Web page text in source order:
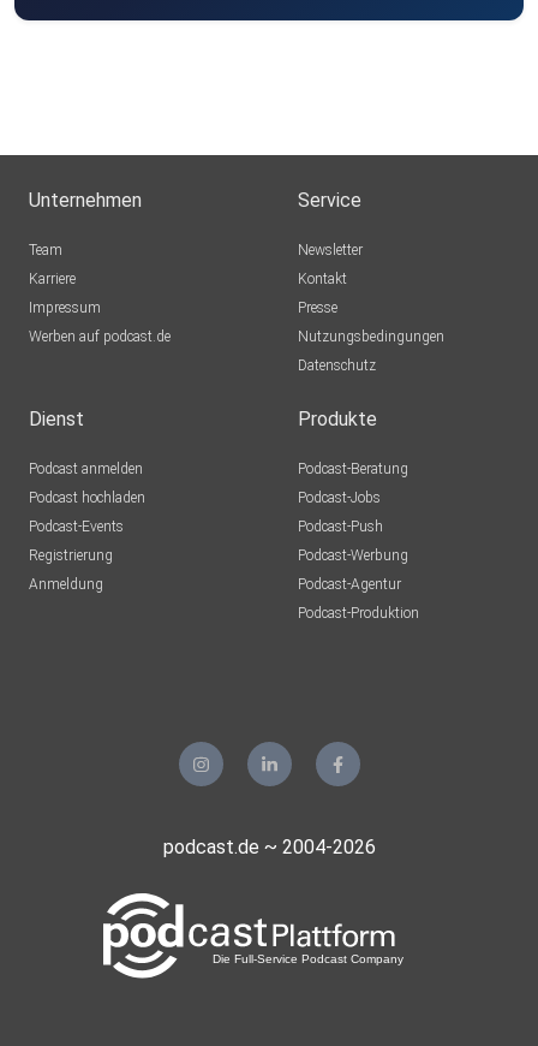
Unternehmen
Team
Karriere
Impressum
Werben auf podcast.de
Service
Newsletter
Kontakt
Presse
Nutzungsbedingungen
Datenschutz
Dienst
Podcast anmelden
Podcast hochladen
Podcast-Events
Registrierung
Anmeldung
Produkte
Podcast-Beratung
Podcast-Jobs
Podcast-Push
Podcast-Werbung
Podcast-Agentur
Podcast-Produktion
podcast.de ~ 2004-2026